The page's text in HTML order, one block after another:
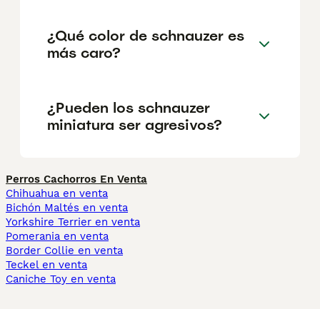
¿Qué color de schnauzer es
más caro?
¿Pueden los schnauzer
miniatura ser agresivos?
Perros Cachorros En Venta
Chihuahua en venta
Bichón Maltés en venta
Yorkshire Terrier en venta
Pomerania en venta
Border Collie en venta
Teckel en venta
Caniche Toy en venta